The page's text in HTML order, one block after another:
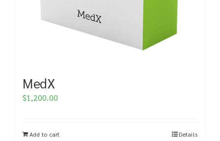
MedX
$1,200.00
Add to cart Details